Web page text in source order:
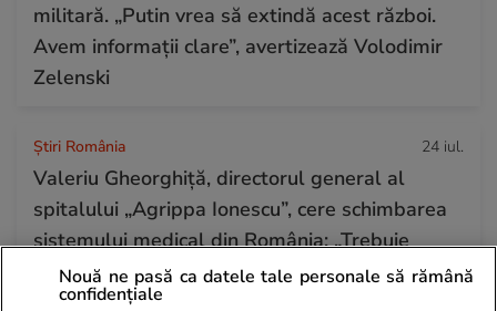
militară. „Putin vrea să extindă acest război.
Avem informații clare”, avertizează Volodimir
Zelenski
Știri România 24 iul.
Valeriu Gheorghiță, directorul general al
spitalului „Agrippa Ionescu”, cere schimbarea
sistemului medical din România: „Trebuie
regândit”
Nouă ne pasă ca datele tale personale să rămână
confidențiale